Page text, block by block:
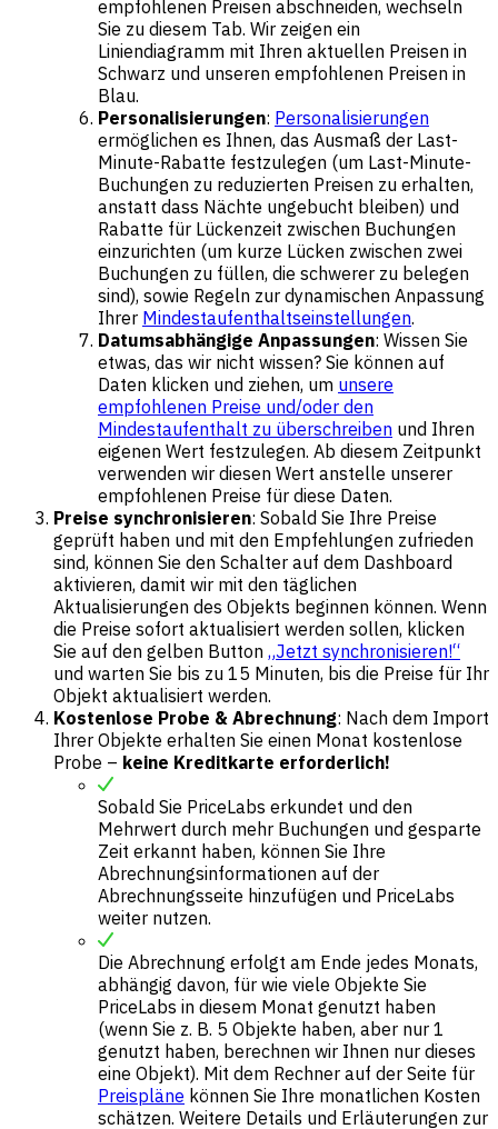
empfohlenen Preisen abschneiden, wechseln
Sie zu diesem Tab. Wir zeigen ein
Liniendiagramm mit Ihren aktuellen Preisen in
Schwarz und unseren empfohlenen Preisen in
Blau.
Personalisierungen: Personalisierungen
ermöglichen es Ihnen, das Ausmaß der Last-
Minute-Rabatte festzulegen (um Last-Minute-
Buchungen zu reduzierten Preisen zu erhalten,
anstatt dass Nächte ungebucht bleiben) und
Rabatte für Lückenzeit zwischen Buchungen
einzurichten (um kurze Lücken zwischen zwei
Buchungen zu füllen, die schwerer zu belegen
sind), sowie Regeln zur dynamischen Anpassung
Ihrer Mindestaufenthaltseinstellungen.
Datumsabhängige Anpassungen: Wissen Sie
etwas, das wir nicht wissen? Sie können auf
Daten klicken und ziehen, um unsere
empfohlenen Preise und/oder den
Mindestaufenthalt zu überschreiben und Ihren
eigenen Wert festzulegen. Ab diesem Zeitpunkt
verwenden wir diesen Wert anstelle unserer
empfohlenen Preise für diese Daten.
Preise synchronisieren: Sobald Sie Ihre Preise
geprüft haben und mit den Empfehlungen zufrieden
sind, können Sie den Schalter auf dem Dashboard
aktivieren, damit wir mit den täglichen
Aktualisierungen des Objekts beginnen können. Wenn
die Preise sofort aktualisiert werden sollen, klicken
Sie auf den gelben Button „Jetzt synchronisieren!“
und warten Sie bis zu 15 Minuten, bis die Preise für Ihr
Objekt aktualisiert werden.
Kostenlose Probe & Abrechnung: Nach dem Import
Ihrer Objekte erhalten Sie einen Monat kostenlose
Probe – keine Kreditkarte erforderlich!
Sobald Sie PriceLabs erkundet und den
Mehrwert durch mehr Buchungen und gesparte
Zeit erkannt haben, können Sie Ihre
Abrechnungsinformationen auf der
Abrechnungsseite hinzufügen und PriceLabs
weiter nutzen.
Die Abrechnung erfolgt am Ende jedes Monats,
abhängig davon, für wie viele Objekte Sie
PriceLabs in diesem Monat genutzt haben
(wenn Sie z. B. 5 Objekte haben, aber nur 1
genutzt haben, berechnen wir Ihnen nur dieses
eine Objekt). Mit dem Rechner auf der Seite für
Preispläne können Sie Ihre monatlichen Kosten
schätzen. Weitere Details und Erläuterungen zur